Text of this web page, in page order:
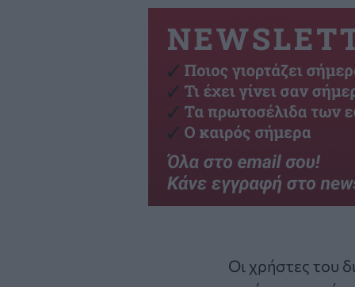
Οι χρήστες του